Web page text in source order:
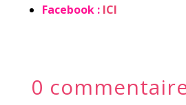
Facebook :ICI
0